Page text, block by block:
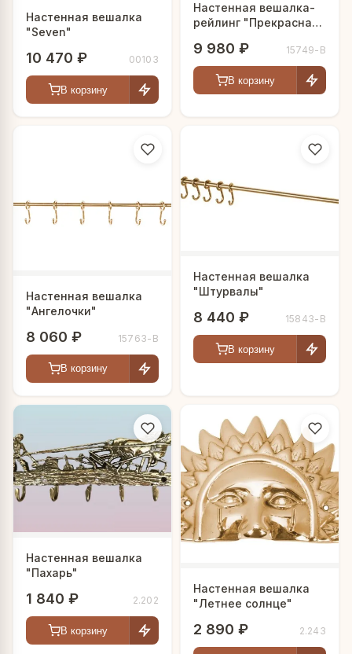
Настенная вешалка
"Seven"
10 470 ₽ 00103
В корзину
Настенная вешалка-
рейлинг "Прекрасная
9 980 ₽ 15749-В
В корзину
Настенная вешалка
"Ангелочки"
8 060 ₽ 15763-В
В корзину
Настенная вешалка
"Штурвалы"
8 440 ₽ 15843-В
В корзину
Настенная вешалка
"Пахарь"
1 840 ₽ 2.202
В корзину
Настенная вешалка
"Летнее солнце"
2 890 ₽ 2.243